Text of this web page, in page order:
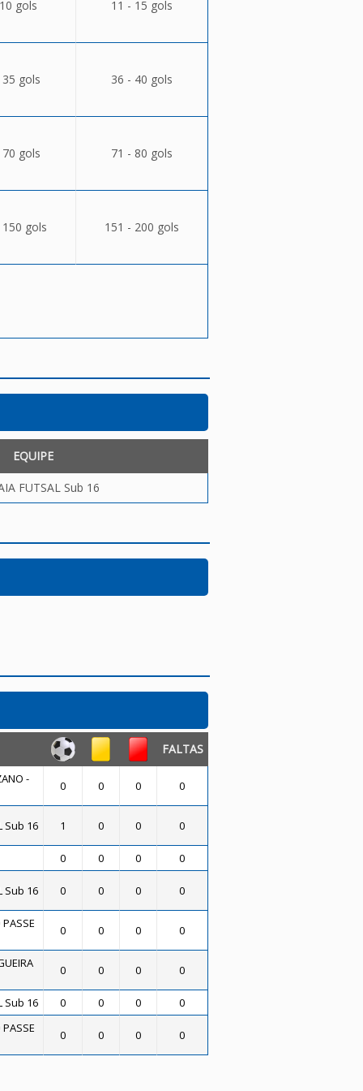
gols 11 - 15 gols
gols 36 - 40 gols
gols 71 - 80 gols
gols 151 - 200 gols
EQUIPE
FUTSAL Sub 16
FALTAS
-
0 0 0 0
Sub 16 1 0 0 0
0 0 0 0
Sub 16 0 0 0 0
PASSE
0 0 0 0
0 0 0 0
Sub 16 0 0 0 0
PASSE
0 0 0 0